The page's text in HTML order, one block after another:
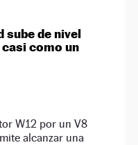
sube de nivel
como un
W12 por un V8
alcanzar una